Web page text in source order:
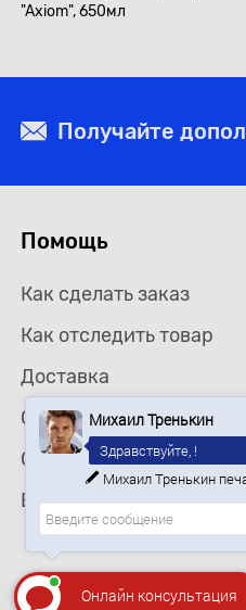
"Axiom", 650мл
Получайте
Помощь
Как сделать заказ
Как отследить товар
Доставка
Самовывоз
Оплата
Возврат товара
Онлайн консультация
Михаил Тренькин
Здравствуйте, !
Ищете определенный